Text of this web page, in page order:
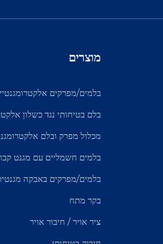
מוצרים
בלמים/מפרקים
בלם בטיחותי נגד כשלון
מכלול מפרק ובלם
בלמים חשמליים עם מגנט
בלמים/מפרקים באבקה
בקר מתח
ציר אויר / חיבור אויר